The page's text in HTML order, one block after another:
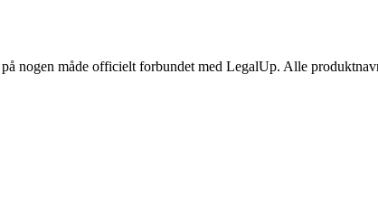
nogen måde officielt forbundet med LegalUp. Alle